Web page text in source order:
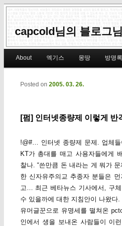
capcold님의 블로그님
Skip to primary content
Skip to secondary content
About 엑기스 몽땅 방명록
[펌] 인터넷종량제 이렇게 반
Posted on 2005. 03. 26.
!@#… 인터넷 종량제 문제. 업체
KT가 총대를 매고 사용자들에게
찰나. “쓴만큼 돈 내라는 게 뭐가
한 신자유주의교 추종자 분들은 먼
고… 최근 베타뉴스 기사에서, 구
수 있을까에 대한 지침안이 나왔다
유머글꾼으로 유명세를 떨쳐온
인에서 생을 보내온 사람들이 이